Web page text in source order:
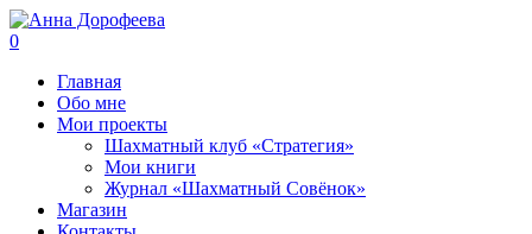
0
Главная
Обо мне
Мои проекты
Шахматный клуб «Стратегия»
Мои книги
Журнал «Шахматный Совёнок»
Магазин